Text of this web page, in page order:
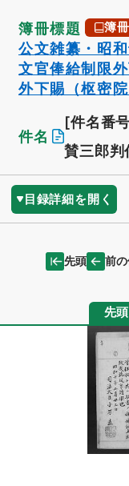
簿冊標題 簿冊
公文雑纂・昭
文官俸給制限
外下賜（枢密
件名
[件名番
賛三郎判
目録詳細を開く
先頭 前
先頭